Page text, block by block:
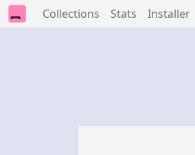
Collections Stats Installer